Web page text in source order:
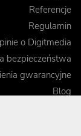
Referencje
Regulamin
o Digitmedia
bezpieczeństwa
gwarancyjne
Blog